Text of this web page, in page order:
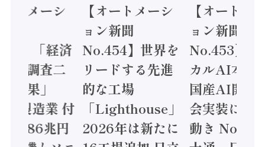
トメーシ
】「経済
態調査二
結果」
年製造業 付
額86兆円
【オートメーシ
ョン新聞
No.454】世界を
リードする先進
的な工場
「Lighthouse」
2026年は新たに
【オートメ
ョン新聞
No.453】フ
カルAI本格
国産AI開発
会実装に活
動き